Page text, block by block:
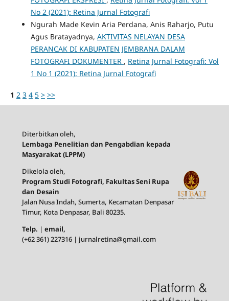
No 2 (2021): Retina Jurnal Fotografi
Ngurah Made Kevin Aria Perdana, Anis Raharjo, Putu
Agus Bratayadnya, AKTIVITAS NELAYAN DESA
PERANCAK DI KABUPATEN JEMBRANA DALAM
FOTOGRAFI DOKUMENTER , Retina Jurnal Fotografi: Vol
1 No 1 (2021): Retina Jurnal Fotografi
1 2 3 4 5 > >>
Diterbitkan oleh,
Lembaga Penelitian dan Pengabdian kepada
Masyarakat (LPPM)
Dikelola oleh,
Program Studi Fotografi, Fakultas Seni Rupa
dan Desain
Jalan Nusa Indah, Sumerta, Kecamatan Denpasar
Timur, Kota Denpasar, Bali 80235.
Telp. | email,
(+62 361) 227316 | jurnalretina@gmail.com